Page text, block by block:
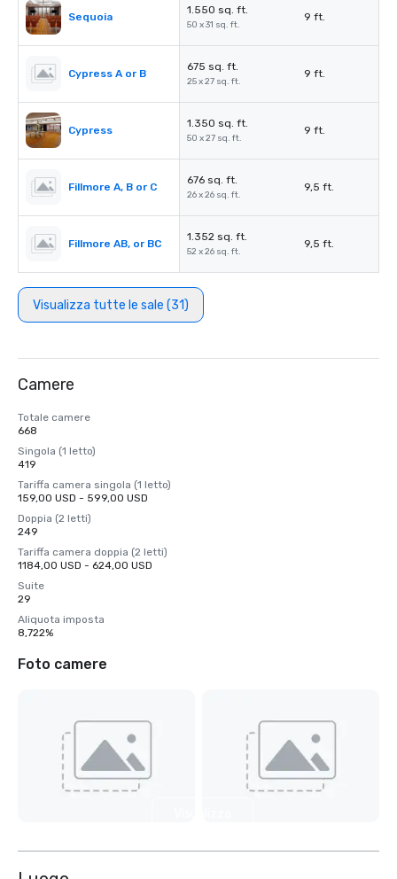
Sequoia
1.550 sq. ft.
50 x 31 sq. ft.
9 ft.
Cypress A or B
675 sq. ft.
25 x 27 sq. ft.
9 ft.
Cypress
1.350 sq. ft.
50 x 27 sq. ft.
9 ft.
Fillmore A, B or C
676 sq. ft.
26 x 26 sq. ft.
9,5 ft.
Fillmore AB, or BC
1.352 sq. ft.
52 x 26 sq. ft.
9,5 ft.
Visualizza tutte le sale (31)
Camere
Totale camere
668
Singola (1 letto)
419
Tariffa camera singola (1 letto)
159,00 USD - 599,00 USD
Doppia (2 letti)
249
Tariffa camera doppia (2 letti)
1184,00 USD - 624,00 USD
Suite
29
Aliquota imposta
8,722%
Foto camere